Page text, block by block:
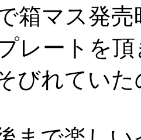
箱マス発
レートを
びれてい